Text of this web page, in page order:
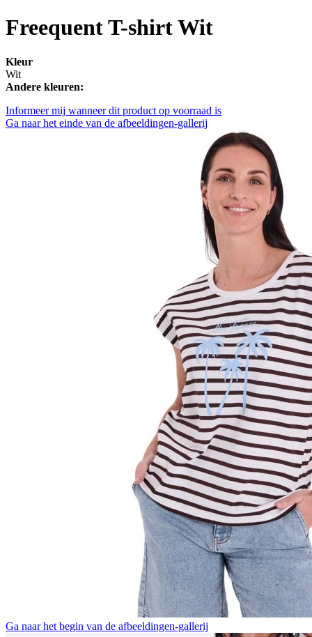
Freequent T-shirt Wit
Kleur
Wit
Andere kleuren:
Informeer mij wanneer dit product op voorraad is
Ga naar het einde van de afbeeldingen-gallerij
Ga naar het begin van de afbeeldingen-gallerij